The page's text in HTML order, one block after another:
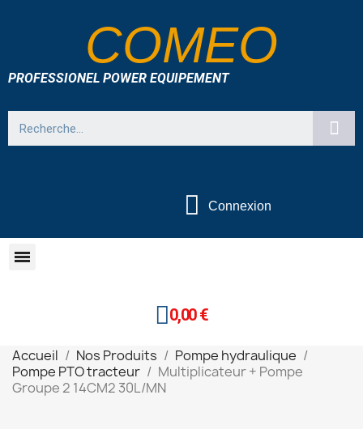
COMEO
PROFESSIONEL POWER EQUIPEMENT
Connexion
0,00 €
Accueil Nos Produits
Pompe hydraulique
Pompe PTO tracteur
Multiplicateur + Pompe
Groupe 2 14CM2 30L/MN